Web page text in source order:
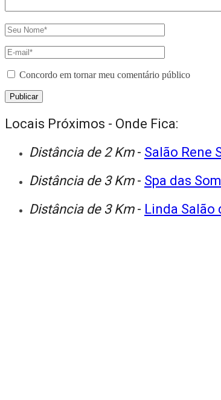
Concordo em tornar meu comentário público
Locais Próximos - Onde Fica:
Distância de 2 Km - Salão Rene
Distância de 3 Km - Spa das
Distância de 3 Km - Linda Salão